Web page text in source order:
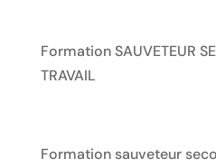
Formation SAUVETEUR
TRAVAIL
Formation sauveteur